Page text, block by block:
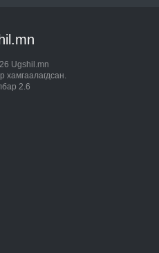
Ugshil.mn
хамгаалагдсан.
2.6